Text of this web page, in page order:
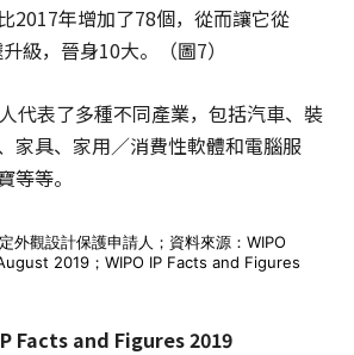
2017年增加了78個，從而讓它從
級，晉身10大。（圖7）
代表了多種不同產業，包括汽車、裝
家具、家用／消費性軟體和電腦服
等等。
外觀設計保護申請人；資料來源：WIPO
2019；WIPO IP Facts and Figures
Facts and Figures 2019